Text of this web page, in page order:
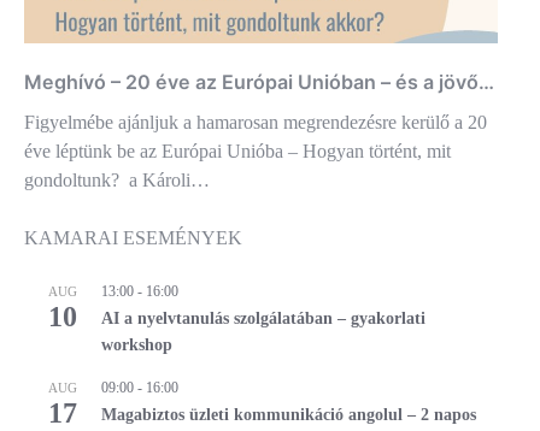
Meghívó – 20 éve az Európai Unióban – és a jövő…
Figyelmébe ajánljuk a hamarosan megrendezésre kerülő a 20
éve léptünk be az Európai Unióba – Hogyan történt, mit
gondoltunk? a Károli…
KAMARAI ESEMÉNYEK
AUG
10
13:00 - 16:00
AI a nyelvtanulás szolgálatában – gyakorlati
workshop
AUG
17
09:00 - 16:00
Magabiztos üzleti kommunikáció angolul – 2 napos